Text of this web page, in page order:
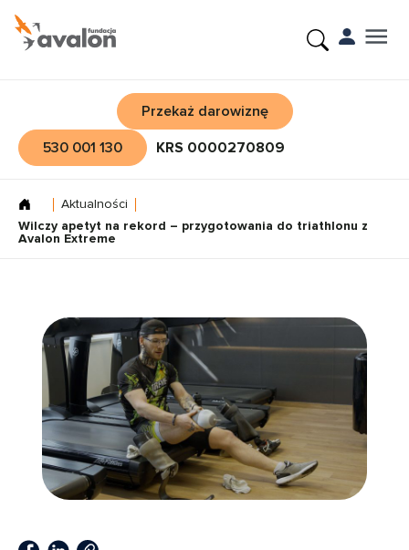
Przekaż darowiznę
530 001 130
KRS 0000270809
Aktualności
Wilczy apetyt na rekord – przygotowania do triathlonu z
Avalon Extreme